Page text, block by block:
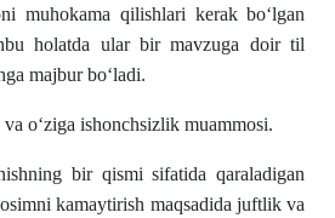
muhokama qilishlari kerak bo‘lgan
holatda ular bir mavzuga doir til
majbur bo‘ladi.
o‘ziga ishonchsizlik muammosi.
bir qismi sifatida qaraladigan
kamaytirish maqsadida juftlik va